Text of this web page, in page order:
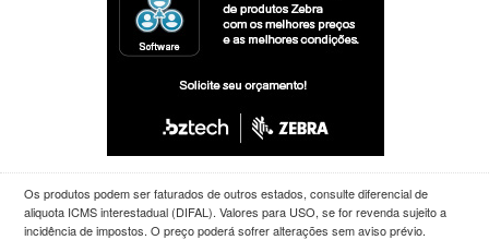
Os produtos podem ser faturados de outros estados, consulte diferencial de
aliquota ICMS interestadual (DIFAL). Valores para USO, se for revenda sujeito a
incidência de impostos. O preço poderá sofrer alterações sem aviso prévio.